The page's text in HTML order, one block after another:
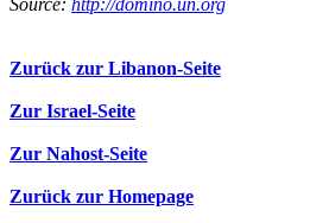
Source: http://domino.un.org
Zurück zur Libanon-Seite
Zur Israel-Seite
Zur Nahost-Seite
Zurück zur Homepage